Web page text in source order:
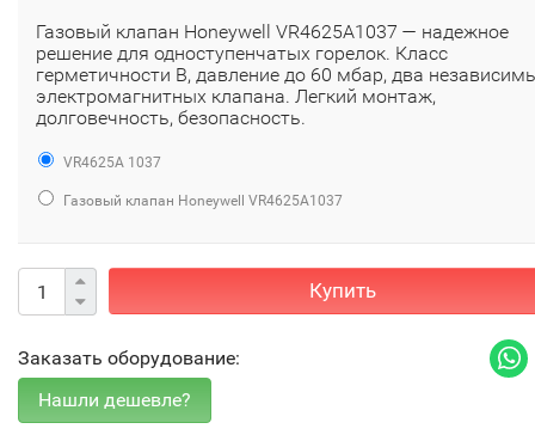
Газовый клапан Honeywell VR4625A1037 — надежное
решение для одноступенчатых горелок. Класс
герметичности B, давление до 60 мбар, два
электромагнитных клапана. Легкий монтаж,
долговечность, безопасность.
VR4625A 1037
Газовый клапан Honeywell VR4625A1037
Купить
Заказать оборудование: